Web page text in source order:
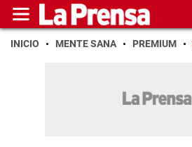
INICIO MENTE SANA PREMIUM